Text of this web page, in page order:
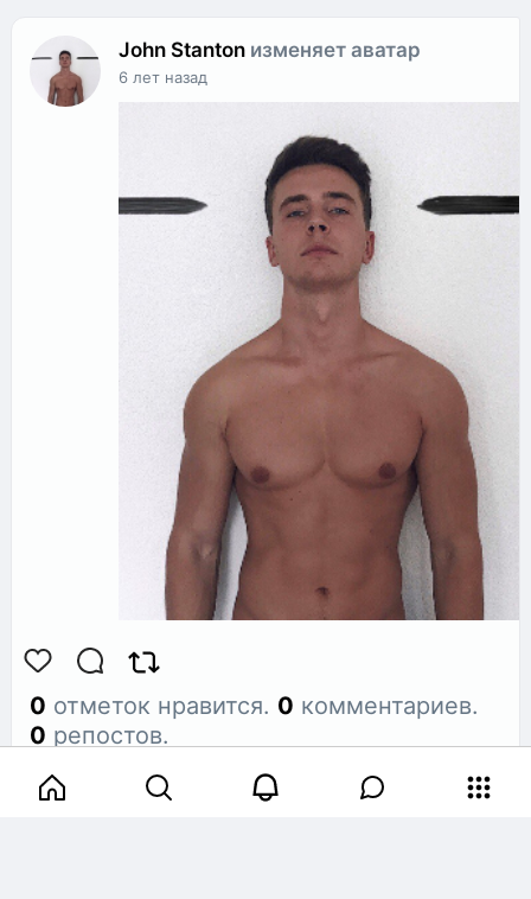
John Stanton изменяет аватар
6 лет назад
0 отметок нравится. 0 комментариев.
0 репостов.